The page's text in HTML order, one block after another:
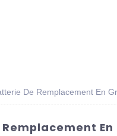
De Remplacement En